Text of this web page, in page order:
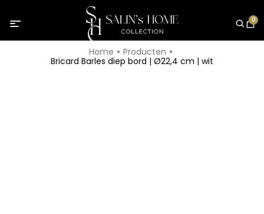
0
Home
Producten
Bricard Barles diep bord | Ø22,4 cm | wit